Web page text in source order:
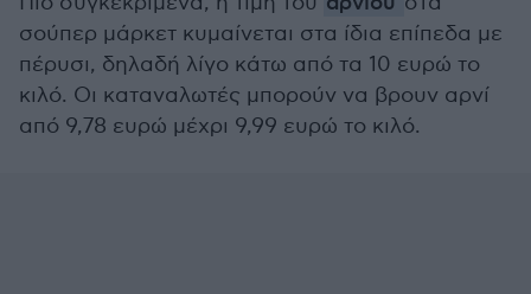
σούπερ μάρκετ κυμαίνεται στα ίδια επίπεδα με
πέρυσι, δηλαδή λίγο κάτω από τα 10 ευρώ το
κιλό. Οι καταναλωτές μπορούν να βρουν αρνί
από 9,78 ευρώ μέχρι 9,99 ευρώ το κιλό.